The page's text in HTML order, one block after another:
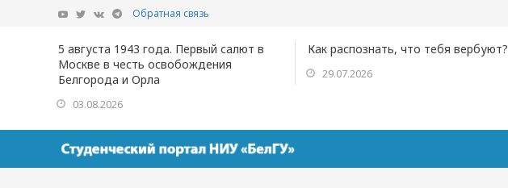
Обратная связь
5 августа 1943 года. Первый салют в
Москве в честь освобождения
Белгорода и Орла
03.08.2026
Как распознать, что тебя вербуют?
29.07.2026